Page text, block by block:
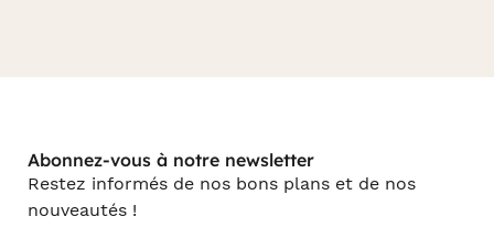
Abonnez-vous à notre newsletter
Restez informés de nos bons plans et de nos
nouveautés !